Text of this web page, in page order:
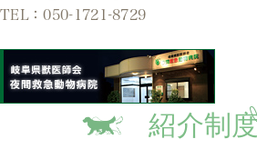
TEL：050-1721-8729
紹介制